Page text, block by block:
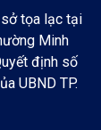
sở tọa lạc tại
Minh
định số
UBND TP.